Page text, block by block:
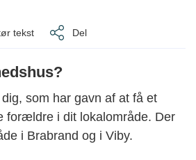
tekst Del
som har gavn af at få et
forældre i dit lokalområde. Der
i Brabrand og i Viby.